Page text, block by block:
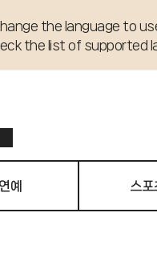
the language to
the list of supported
연예 스포